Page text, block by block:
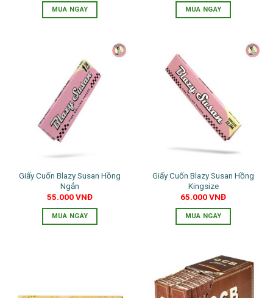
MUA NGAY MUA NGAY
Giấy Cuốn Blazy Susan Hồng
Ngắn
55.000VNĐ
MUA NGAY
Giấy Cuốn Blazy Susan Hồng
Kingsize
65.000VNĐ
MUA NGAY